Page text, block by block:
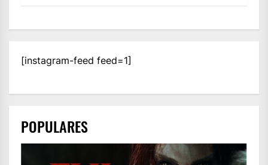
[instagram-feed feed=1]
POPULARES